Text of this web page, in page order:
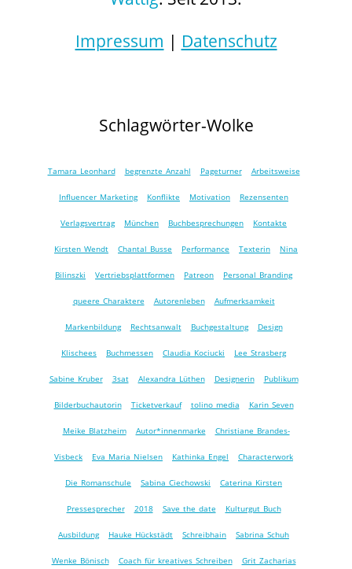
Impressum | Datenschutz
Schlagwörter-Wolke
Tamara Leonhard begrenzte Anzahl Pageturner Arbeitsweise
Influencer Marketing Konflikte Motivation Rezensenten
Verlagsvertrag München Buchbesprechungen Kontakte
Kirsten Wendt Chantal Busse Performance Texterin Nina
Bilinszki Vertriebsplattformen Patreon Personal Branding
queere Charaktere Autorenleben Aufmerksamkeit
Markenbildung Rechtsanwalt Buchgestaltung Design
Klischees Buchmessen Claudia Kociucki Lee Strasberg
Sabine Kruber 3sat Alexandra Lüthen Designerin Publikum
Bilderbuchautorin Ticketverkauf tolino media Karin Seven
Meike Blatzheim Autor*innenmarke Christiane Brandes-
Visbeck Eva Maria Nielsen Kathinka Engel Characterwork
Die Romanschule Sabina Ciechowski Caterina Kirsten
Pressesprecher 2018 Save the date Kulturgut Buch
Ausbildung Hauke Hückstädt Schreibhain Sabrina Schuh
Wenke Bönisch Coach für kreatives Schreiben Grit Zacharias